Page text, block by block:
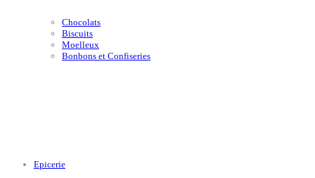
Chocolats
Biscuits
Moelleux
Bonbons et Confiseries
Epicerie